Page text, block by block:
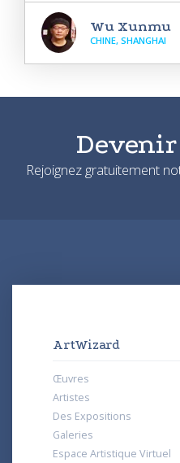
Wu Xunmu
CHINE, SHANGHAI
Rejoignez gratuitement
ArtWizard
Œuvres
Artistes
Des Expositions
Galeries
Espace Artistique Virtuel